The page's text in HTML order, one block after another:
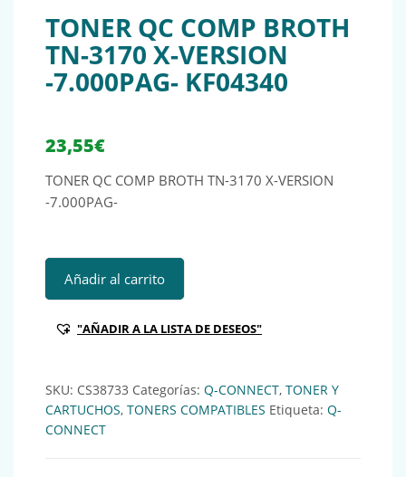
TONER QC COMP BROTH
TN-3170 X-VERSION
-7.000PAG- KF04340
23,55€
TONER QC COMP BROTH TN-3170 X-VERSION
-7.000PAG-
TONER QC COMP BROTH TN-3170 X-VERSION -7.000PAG-
Añadir al carrito
"AÑADIR A LA LISTA DE DESEOS"
SKU: CS38733 Categorías: Q-CONNECT, TONER Y
CARTUCHOS, TONERS COMPATIBLES Etiqueta: Q-
CONNECT